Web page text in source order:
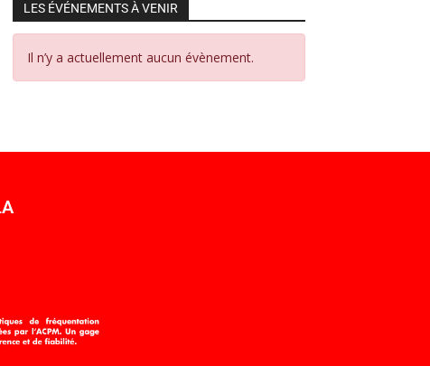
LES ÉVÉNEMENTS À VENIR
Il n’y a actuellement aucun évènement.